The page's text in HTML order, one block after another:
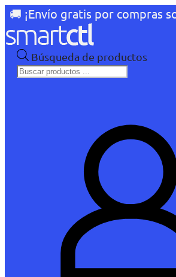
🚚 ¡Envío gratis por compras
Búsqueda de productos